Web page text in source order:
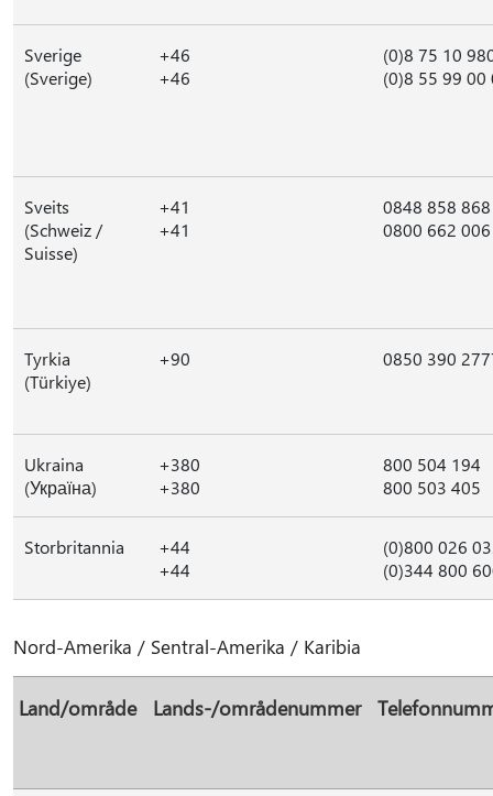
Sverige
(Sverige)
+46
+46
(0)8 75 10
(0)8 55 99 00
Sveits
(Schweiz /
Suisse)
+41
+41
0848 858 868
0800 662 006
Tyrkia
(Türkiye)
+90 0850 390
Ukraina
(Україна)
+380
+380
800 504 194
800 503 405
Storbritannia
+44
+44
(0)800 026
(0)344 800
Nord-Amerika / Sentral-Amerika / Karibia
Land/område Lands-/områdenummer